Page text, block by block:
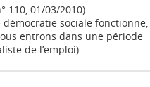
110, 01/03/2010)
sociale fonctionne,
entrons dans une période
de l’emploi)